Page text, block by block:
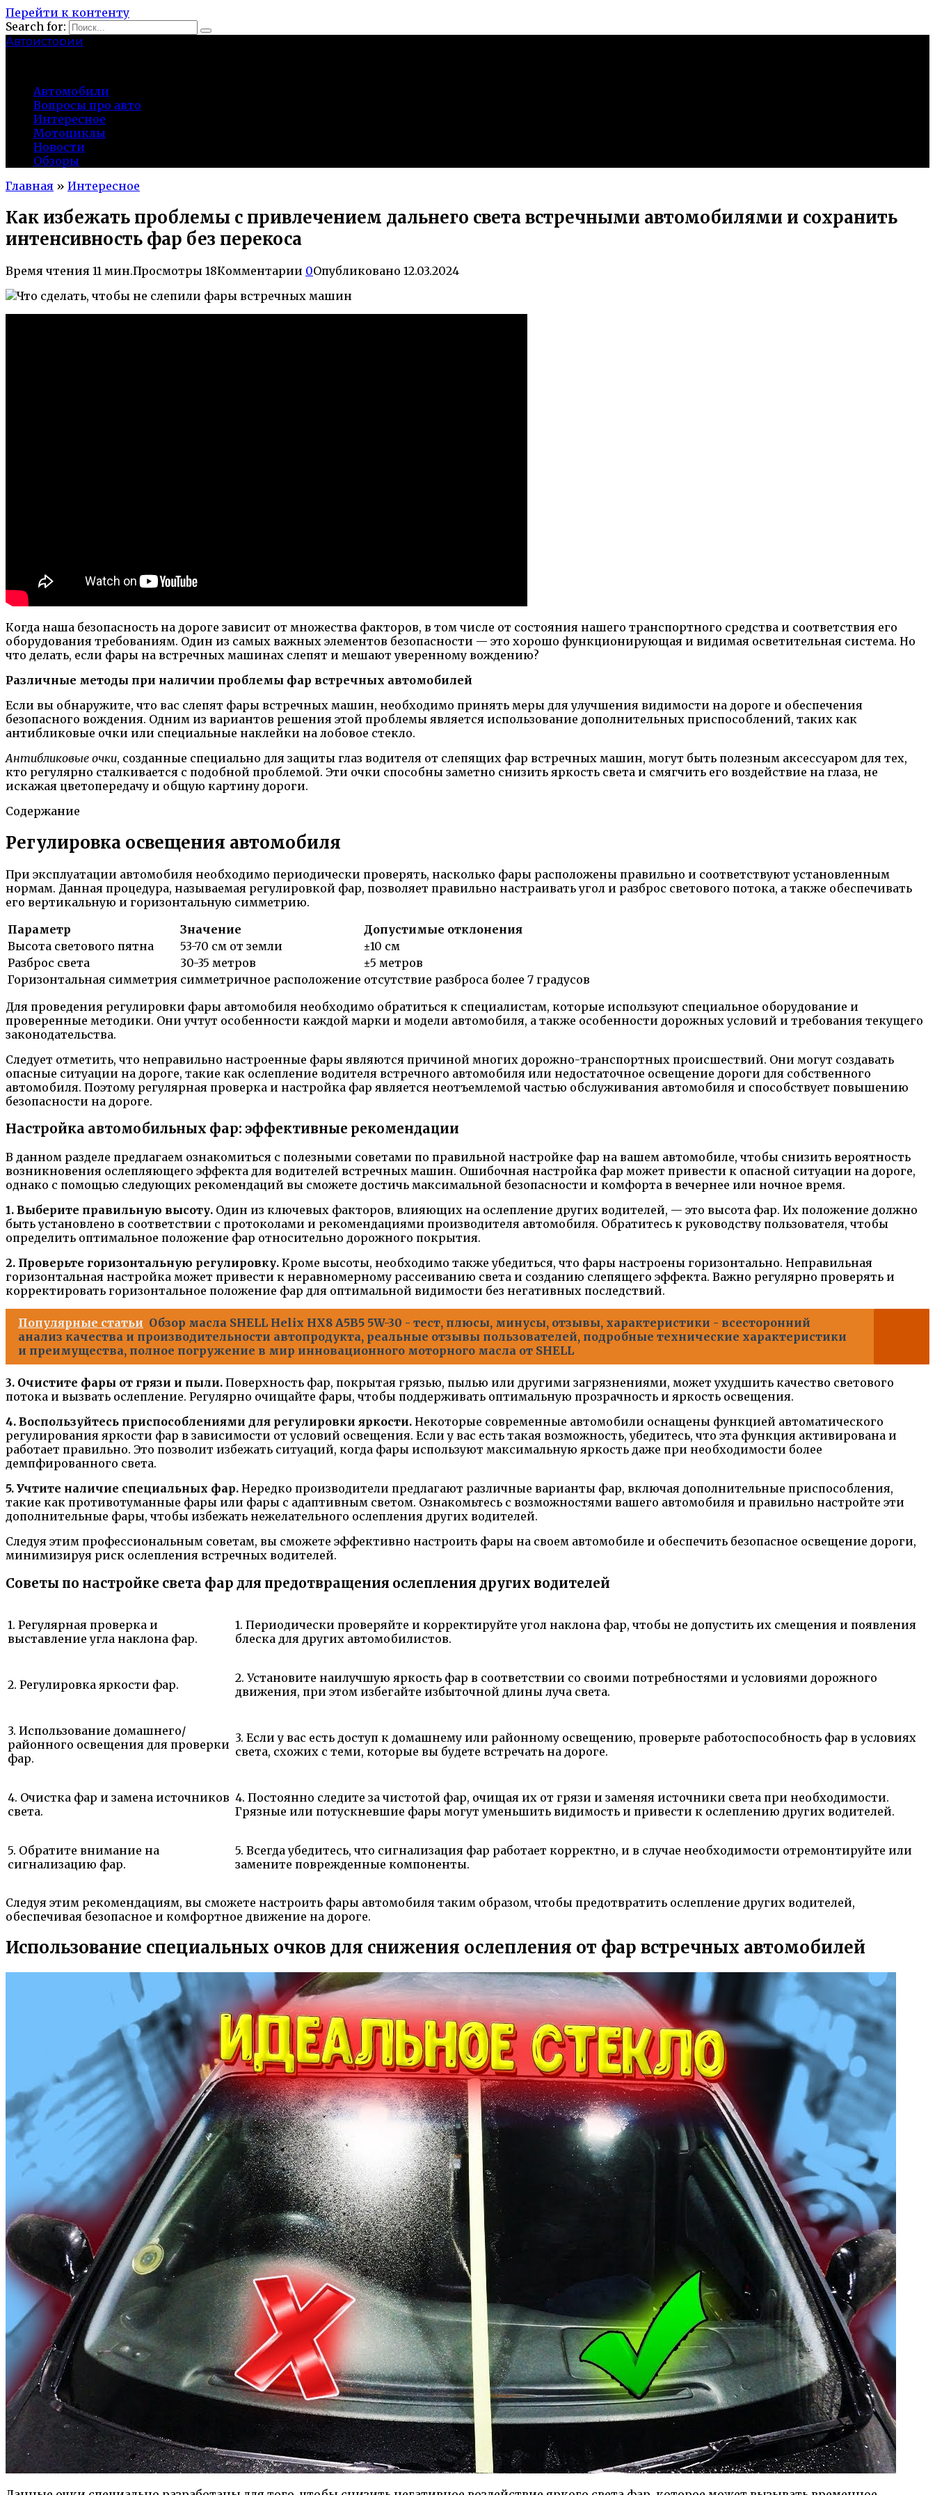
Перейти к контенту
Search for:
Автоистории
Автомобили
Вопросы про авто
Интересное
Мотоциклы
Новости
Обзоры
Главная » Интересное
Как избежать проблемы с привлечением дальнего света встречными автомобилями и сохранить
интенсивность фар без перекоса
Время чтения 11 мин.Просмотры 18Комментарии 0Опубликовано 12.03.2024
Когда наша безопасность на дороге зависит от множества факторов, в том числе от состояния нашего транспортного средства и соответствия его
оборудования требованиям. Один из самых важных элементов безопасности — это хорошо функционирующая и видимая осветительная система. Но
что делать, если фары на встречных машинах слепят и мешают уверенному вождению?
Различные методы при наличии проблемы фар встречных автомобилей
Если вы обнаружите, что вас слепят фары встречных машин, необходимо принять меры для улучшения видимости на дороге и обеспечения
безопасного вождения. Одним из вариантов решения этой проблемы является использование дополнительных приспособлений, таких как
антибликовые очки или специальные наклейки на лобовое стекло.
Антибликовые очки, созданные специально для защиты глаз водителя от слепящих фар встречных машин, могут быть полезным аксессуаром для тех,
кто регулярно сталкивается с подобной проблемой. Эти очки способны заметно снизить яркость света и смягчить его воздействие на глаза, не
искажая цветопередачу и общую картину дороги.
Содержание
Регулировка освещения автомобиля
При эксплуатации автомобиля необходимо периодически проверять, насколько фары расположены правильно и соответствуют установленным
нормам. Данная процедура, называемая регулировкой фар, позволяет правильно настраивать угол и разброс светового потока, а также обеспечивать
его вертикальную и горизонтальную симметрию.
Параметр
Значение
Допустимые отклонения
Высота светового пятна
53-70 см от земли
±10 см
Разброс света
30-35 метров
±5 метров
Горизонтальная симметрия симметричное расположение отсутствие разброса более 7 градусов
Для проведения регулировки фары автомобиля необходимо обратиться к специалистам, которые используют специальное оборудование и
проверенные методики. Они учтут особенности каждой марки и модели автомобиля, а также особенности дорожных условий и требования текущего
законодательства.
Следует отметить, что неправильно настроенные фары являются причиной многих дорожно-транспортных происшествий. Они могут создавать
опасные ситуации на дороге, такие как ослепление водителя встречного автомобиля или недостаточное освещение дороги для собственного
автомобиля. Поэтому регулярная проверка и настройка фар является неотъемлемой частью обслуживания автомобиля и способствует повышению
безопасности на дороге.
Настройка автомобильных фар: эффективные рекомендации
В данном разделе предлагаем ознакомиться с полезными советами по правильной настройке фар на вашем автомобиле, чтобы снизить вероятность
возникновения ослепляющего эффекта для водителей встречных машин. Ошибочная настройка фар может привести к опасной ситуации на дороге,
однако с помощью следующих рекомендаций вы сможете достичь максимальной безопасности и комфорта в вечернее или ночное время.
1. Выберите правильную высоту. Один из ключевых факторов, влияющих на ослепление других водителей, — это высота фар. Их положение должно
быть установлено в соответствии с протоколами и рекомендациями производителя автомобиля. Обратитесь к руководству пользователя, чтобы
определить оптимальное положение фар относительно дорожного покрытия.
2. Проверьте горизонтальную регулировку. Кроме высоты, необходимо также убедиться, что фары настроены горизонтально. Неправильная
горизонтальная настройка может привести к неравномерному рассеиванию света и созданию слепящего эффекта. Важно регулярно проверять и
корректировать горизонтальное положение фар для оптимальной видимости без негативных последствий.
Популярные статьи Обзор масла SHELL Helix HX8 A5B5 5W-30 - тест, плюсы, минусы, отзывы, характеристики - всесторонний
анализ качества и производительности автопродукта, реальные отзывы пользователей, подробные технические характеристики
и преимущества, полное погружение в мир инновационного моторного масла от SHELL
3. Очистите фары от грязи и пыли. Поверхность фар, покрытая грязью, пылью или другими загрязнениями, может ухудшить качество светового
потока и вызвать ослепление. Регулярно очищайте фары, чтобы поддерживать оптимальную прозрачность и яркость освещения.
4. Воспользуйтесь приспособлениями для регулировки яркости. Некоторые современные автомобили оснащены функцией автоматического
регулирования яркости фар в зависимости от условий освещения. Если у вас есть такая возможность, убедитесь, что эта функция активирована и
работает правильно. Это позволит избежать ситуаций, когда фары используют максимальную яркость даже при необходимости более
демпфированного света.
5. Учтите наличие специальных фар. Нередко производители предлагают различные варианты фар, включая дополнительные приспособления,
такие как противотуманные фары или фары с адаптивным светом. Ознакомьтесь с возможностями вашего автомобиля и правильно настройте эти
дополнительные фары, чтобы избежать нежелательного ослепления других водителей.
Следуя этим профессиональным советам, вы сможете эффективно настроить фары на своем автомобиле и обеспечить безопасное освещение дороги,
минимизируя риск ослепления встречных водителей.
Советы по настройке света фар для предотвращения ослепления других водителей
1. Регулярная проверка и
выставление угла наклона фар.
1. Периодически проверяйте и корректируйте угол наклона фар, чтобы не допустить их смещения и появления
блеска для других автомобилистов.
2. Регулировка яркости фар.
2. Установите наилучшую яркость фар в соответствии со своими потребностями и условиями дорожного
движения, при этом избегайте избыточной длины луча света.
3. Использование домашнего/
районного освещения для проверки
фар.
3. Если у вас есть доступ к домашнему или районному освещению, проверьте работоспособность фар в условиях
света, схожих с теми, которые вы будете встречать на дороге.
4. Очистка фар и замена источников
света.
4. Постоянно следите за чистотой фар, очищая их от грязи и заменяя источники света при необходимости.
Грязные или потускневшие фары могут уменьшить видимость и привести к ослеплению других водителей.
5. Обратите внимание на
сигнализацию фар.
5. Всегда убедитесь, что сигнализация фар работает корректно, и в случае необходимости отремонтируйте или
замените поврежденные компоненты.
Следуя этим рекомендациям, вы сможете настроить фары автомобиля таким образом, чтобы предотвратить ослепление других водителей,
обеспечивая безопасное и комфортное движение на дороге.
Использование специальных очков для снижения ослепления от фар встречных автомобилей